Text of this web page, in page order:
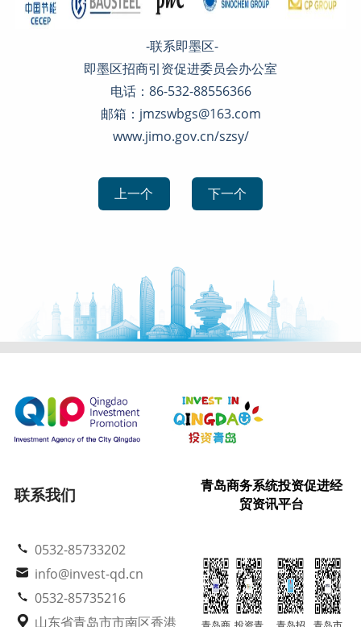
-联系即墨区-
即墨区招商引资促进委员会办公室
电话：86-532-88556366
邮箱：jmzswbgs@163.com
www.jimo.gov.cn/szsy/
上一个 下一个
联系我们
青岛商务系统投资促进经
贸资讯平台
0532-85733202
info@invest-qd.cn
0532-85735216
山东省青岛市市南区香港